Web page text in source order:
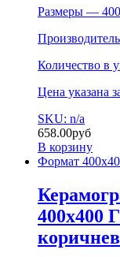
Размеры —
Количество в
Цена указана
SKU: n/a
658.00руб
В корзину
Формат
400х400